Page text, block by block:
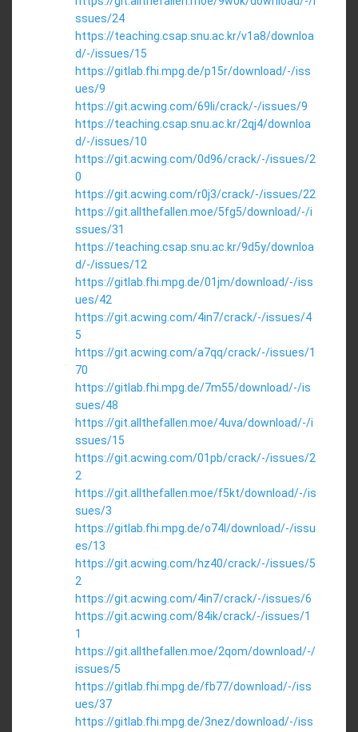
ssues/24
https://teaching.csap.snu.ac.kr/v1a8/downloa
d/-/issues/15
https://gitlab.fhi.mpg.de/p15r/download/-/iss
ues/9
https://git.acwing.com/69li/crack/-/issues/9
https://teaching.csap.snu.ac.kr/2qj4/downloa
d/-/issues/10
https://git.acwing.com/0d96/crack/-/issues/2
0
https://git.acwing.com/r0j3/crack/-/issues/22
https://git.allthefallen.moe/5fg5/download/-/i
ssues/31
https://teaching.csap.snu.ac.kr/9d5y/downloa
d/-/issues/12
https://gitlab.fhi.mpg.de/01jm/download/-/iss
ues/42
https://git.acwing.com/4in7/crack/-/issues/4
5
https://git.acwing.com/a7qq/crack/-/issues/1
70
https://gitlab.fhi.mpg.de/7m55/download/-/is
sues/48
https://git.allthefallen.moe/4uva/download/-/i
ssues/15
https://git.acwing.com/01pb/crack/-/issues/2
2
https://git.allthefallen.moe/f5kt/download/-/is
sues/3
https://gitlab.fhi.mpg.de/o74l/download/-/issu
es/13
https://git.acwing.com/hz40/crack/-/issues/5
2
https://git.acwing.com/4in7/crack/-/issues/6
https://git.acwing.com/84ik/crack/-/issues/1
1
https://git.allthefallen.moe/2qom/download/-/
issues/5
https://gitlab.fhi.mpg.de/fb77/download/-/iss
ues/37
https://gitlab.fhi.mpg.de/3nez/download/-/iss